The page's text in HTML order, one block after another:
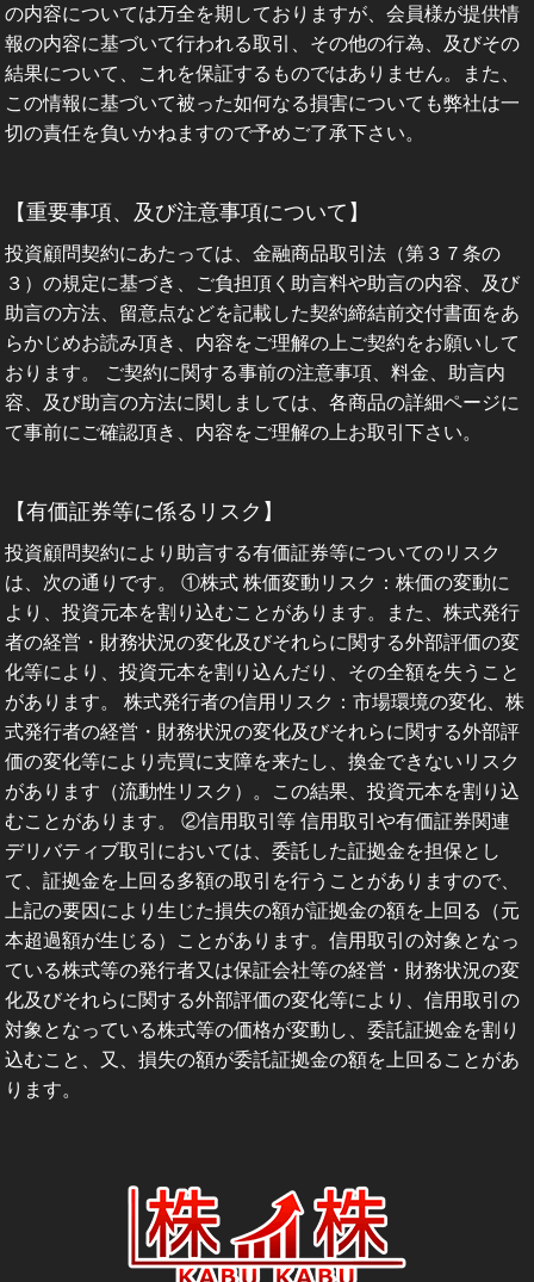
の内容については万全を期しておりますが、会員様が提供情
報の内容に基づいて行われる取引、その他の行為、及びその
結果について、これを保証するものではありません。また、
この情報に基づいて被った如何なる損害についても弊社は一
切の責任を負いかねますので予めご了承下さい。
【重要事項、及び注意事項について】
投資顧問契約にあたっては、金融商品取引法（第３７条の
３）の規定に基づき、ご負担頂く助言料や助言の内容、及び
助言の方法、留意点などを記載した契約締結前交付書面をあ
らかじめお読み頂き、内容をご理解の上ご契約をお願いして
おります。 ご契約に関する事前の注意事項、料金、助言内
容、及び助言の方法に関しましては、各商品の詳細ページに
て事前にご確認頂き、内容をご理解の上お取引下さい。
【有価証券等に係るリスク】
投資顧問契約により助言する有価証券等についてのリスク
は、次の通りです。 ①株式 株価変動リスク：株価の変動に
より、投資元本を割り込むことがあります。また、株式発行
者の経営・財務状況の変化及びそれらに関する外部評価の変
化等により、投資元本を割り込んだり、その全額を失うこと
があります。 株式発行者の信用リスク：市場環境の変化、株
式発行者の経営・財務状況の変化及びそれらに関する外部評
価の変化等により売買に支障を来たし、換金できないリスク
があります（流動性リスク）。この結果、投資元本を割り込
むことがあります。 ②信用取引等 信用取引や有価証券関連
デリバティブ取引においては、委託した証拠金を担保とし
て、証拠金を上回る多額の取引を行うことがありますので、
上記の要因により生じた損失の額が証拠金の額を上回る（元
本超過額が生じる）ことがあります。信用取引の対象となっ
ている株式等の発行者又は保証会社等の経営・財務状況の変
化及びそれらに関する外部評価の変化等により、信用取引の
対象となっている株式等の価格が変動し、委託証拠金を割り
込むこと、又、損失の額が委託証拠金の額を上回ることがあ
ります。